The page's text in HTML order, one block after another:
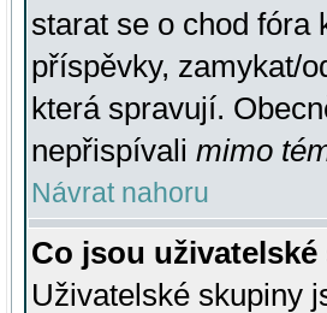
starat se o chod fóra
příspěvky, zamykat/
která spravují.
nepřispívali mimo
Návrat nahoru
Co jsou
Uživatelské skupiny